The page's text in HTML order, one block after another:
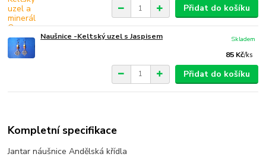
Přidat do košíku
Naušnice -Keltský uzel s Jaspisem
85 Kč/ks
Skladem
Přidat do košíku
Kompletní specifikace
Jantar náušnice Andělská křídla